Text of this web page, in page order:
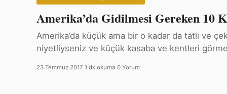
Amerika’da Gidilmesi Gereken 10
Amerika’da küçük ama bir o kadar da tatlı ve
niyetliyseniz ve küçük kasaba ve kentleri
23 Temmuz 2017 1 dk okuma 0 Yorum